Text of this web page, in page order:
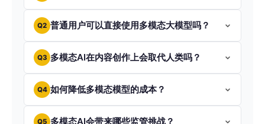
Q2 普通用户可以直接使用多模态大模型吗？
Q3 多模态AI在内容创作上会取代人类吗？
Q4 如何降低多模态模型的成本？
Q5 多模态AI会带来哪些监管挑战？